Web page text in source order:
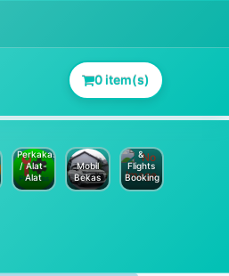
0 item(s)
Perkakas
/ Alat-
Alat
Mobil
Bekas
&
Flights
Booking